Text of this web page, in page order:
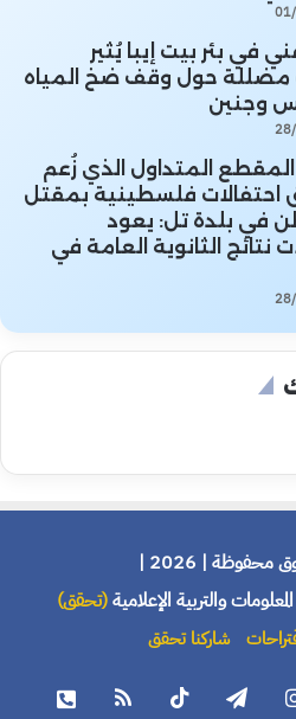
في بئر بيت إيبا يُثير
مضللة حول وقف ضخ المياه
وجنين
المتداول الذي زُعم
احتفالات فلسطينية بمقتل
في بلدة تل: يعود
نتائج الثانوية العامة في
| 2026 |
والتربية الإعلامية(تحقق)
شاركنا تحقق
انستقرام تيلقرام ‫TikTok ملخص